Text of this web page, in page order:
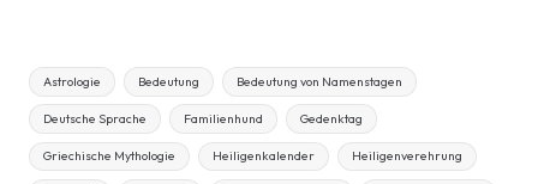
Astrologie Bedeutung Bedeutung von Namenstagen
Deutsche Sprache Familienhund Gedenktag
Griechische Mythologie Heiligenkalender Heiligenverehrung